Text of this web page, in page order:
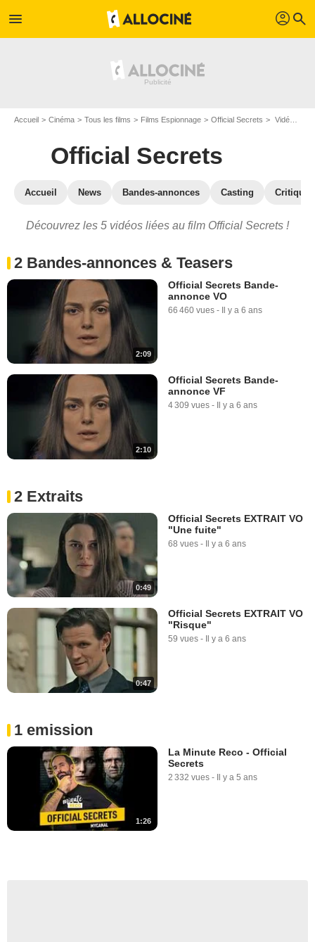
menu profil search
Accueil Cinéma Tous les films Films Espionnage Official Secrets Vidéos du film Official Secrets
Official Secrets
Accueil News Bandes-annonces Casting
Découvrez les 5 vidéos liées au film Official Secrets !
2 Bandes-annonces & Teasers
2:09
Official Secrets Bande-
annonce VO
66 460 vues - Il y a 6 ans
2:10
Official Secrets Bande-
annonce VF
4 309 vues - Il y a 6 ans
2 Extraits
0:49
Official Secrets EXTRAIT VO
"Une fuite"
68 vues - Il y a 6 ans
0:47
Official Secrets EXTRAIT VO
"Risque"
59 vues - Il y a 6 ans
1 emission
1:26
La Minute Reco - Official
Secrets
2 332 vues - Il y a 5 ans